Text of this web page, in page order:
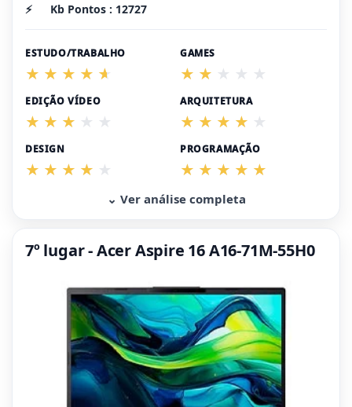
⚡
Kb Pontos : 12727
ESTUDO/TRABALHO GAMES
EDIÇÃO VÍDEO ARQUITETURA
DESIGN PROGRAMAÇÃO
⌄ Ver análise completa
7º lugar - Acer Aspire 16 A16-71M-55H0